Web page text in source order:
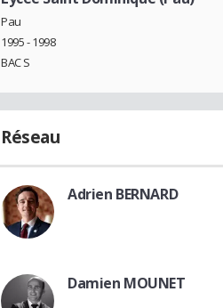
Pau
1995 - 1998
BAC S
Réseau
Adrien BERNARD
Damien MOUNET